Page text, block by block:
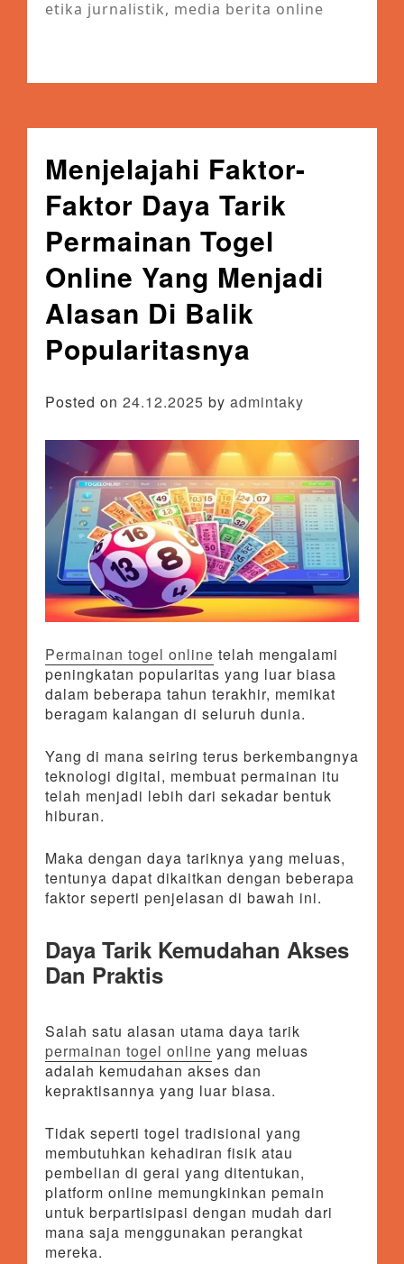
etika jurnalistik, media berita online
Menjelajahi Faktor-
Faktor Daya Tarik
Permainan Togel
Online Yang Menjadi
Alasan Di Balik
Popularitasnya
Posted on 24.12.2025 by admintaky
Permainan togel online telah mengalami
peningkatan popularitas yang luar biasa
dalam beberapa tahun terakhir, memikat
beragam kalangan di seluruh dunia.
Yang di mana seiring terus berkembangnya
teknologi digital, membuat permainan itu
telah menjadi lebih dari sekadar bentuk
hiburan.
Maka dengan daya tariknya yang meluas,
tentunya dapat dikaitkan dengan beberapa
faktor seperti penjelasan di bawah ini.
Daya Tarik Kemudahan Akses
Dan Praktis
Salah satu alasan utama daya tarik
permainan togel online yang meluas
adalah kemudahan akses dan
kepraktisannya yang luar biasa.
Tidak seperti togel tradisional yang
membutuhkan kehadiran fisik atau
pembelian di gerai yang ditentukan,
platform online memungkinkan pemain
untuk berpartisipasi dengan mudah dari
mana saja menggunakan perangkat
mereka.